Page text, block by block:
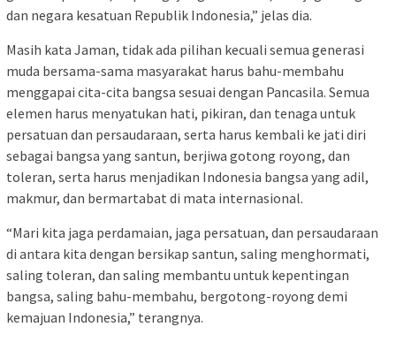
dan negara kesatuan Republik Indonesia,” jelas dia.
Masih kata Jaman, tidak ada pilihan kecuali semua generasi
muda bersama-sama masyarakat harus bahu-membahu
menggapai cita-cita bangsa sesuai dengan Pancasila. Semua
elemen harus menyatukan hati, pikiran, dan tenaga untuk
persatuan dan persaudaraan, serta harus kembali ke jati diri
sebagai bangsa yang santun, berjiwa gotong royong, dan
toleran, serta harus menjadikan Indonesia bangsa yang adil,
makmur, dan bermartabat di mata internasional.
“Mari kita jaga perdamaian, jaga persatuan, dan persaudaraan
di antara kita dengan bersikap santun, saling menghormati,
saling toleran, dan saling membantu untuk kepentingan
bangsa, saling bahu-membahu, bergotong-royong demi
kemajuan Indonesia,” terangnya.